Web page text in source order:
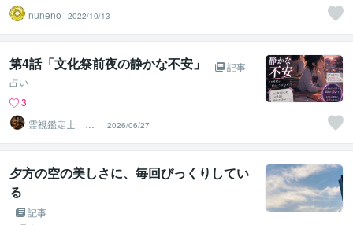
nuneno
2022/10/13
第4話「文化祭前夜の静かな不安」
記事
占い
3
霊視鑑定士 昴
流PRO ※ブログ
更新中
2026/06/27
夕方の空の美しさに、毎回びっくりしてい
る
記事